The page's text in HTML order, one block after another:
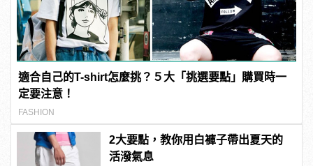
適合自己的T-shirt怎麼挑？５大「挑選要點」購買時一
定要注意！
FASHION
2大要點，教你用白褲子帶出夏天的
活潑氣息